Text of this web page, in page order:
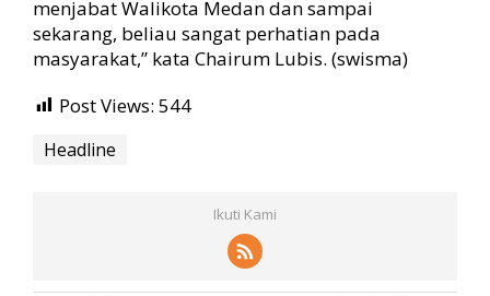
menjabat Walikota Medan dan sampai
sekarang, beliau sangat perhatian pada
masyarakat,” kata Chairum Lubis. (swisma)
Post Views: 544
Headline
Ikuti Kami